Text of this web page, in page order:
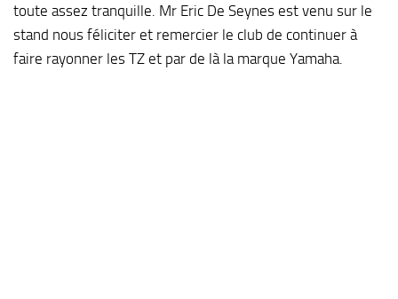
toute assez tranquille. Mr Eric De Seynes est venu sur le
stand nous féliciter et remercier le club de continuer à
faire rayonner les TZ et par de là la marque Yamaha.